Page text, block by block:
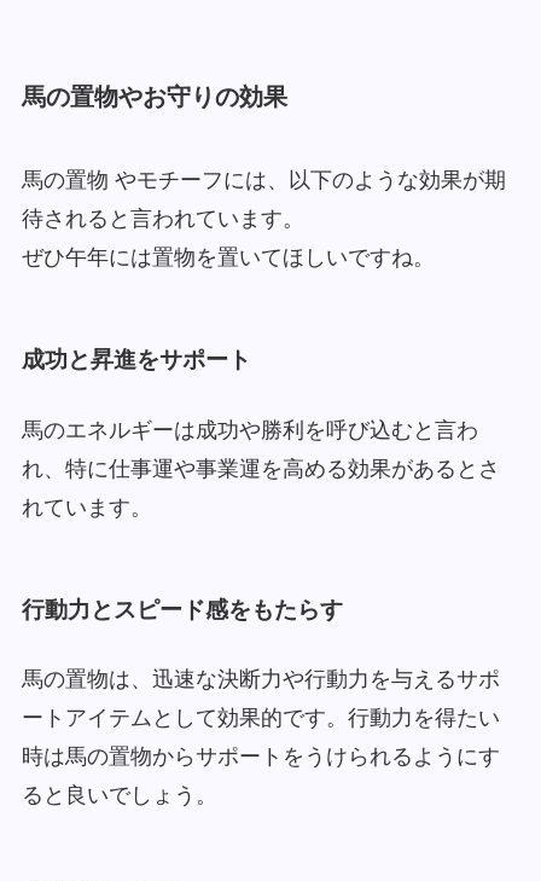
馬の置物やお守りの効果
馬の置物 やモチーフには、以下のような効果が期
待されると言われています。
ぜひ午年には置物を置いてほしいですね。
成功と昇進をサポート
馬のエネルギーは成功や勝利を呼び込むと言わ
れ、特に仕事運や事業運を高める効果があるとさ
れています。
行動力とスピード感をもたらす
馬の置物は、迅速な決断力や行動力を与えるサポ
ートアイテムとして効果的です。行動力を得たい
時は馬の置物からサポートをうけられるようにす
ると良いでしょう。